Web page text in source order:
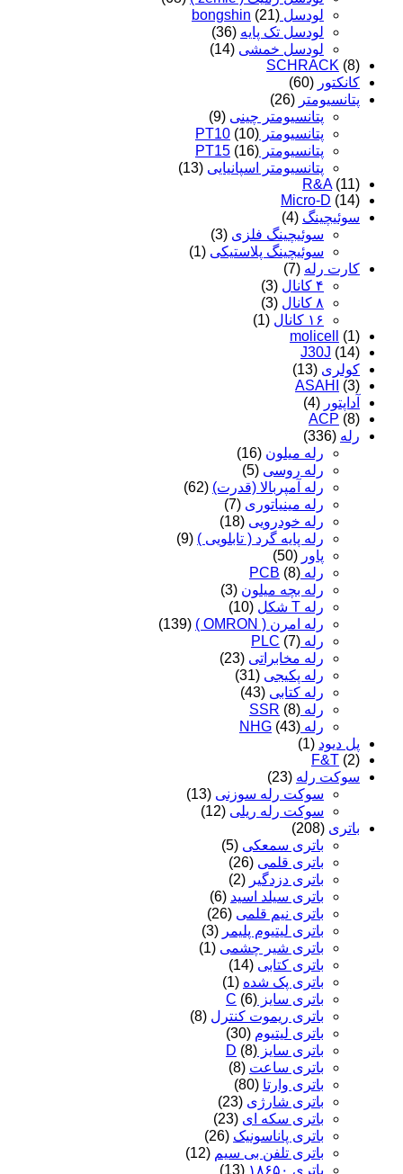
لودسل bongshin (21)
لودسل تک پایه (36)
لودسل خمشی (14)
SCHRACK (8)
کانکتور (60)
پتانسیومتر (26)
پتانسیومتر چینی (9)
پتانسیومتر PT10 (10)
پتانسیومتر PT15 (16)
پتانسیومتر اسپانیایی (13)
R&A (11)
Micro-D (14)
سوئیچینگ (4)
سوئیچینگ فلزی (3)
سوئیچینگ پلاستیکی (1)
کارت رله (7)
۴ کانال
(3)
۸ کانال
(3)
۱۶ کانال
(1)
molicell
(1)
J30J (14)
کولری (13)
ASAHI
(3)
آداپتور (4)
ACP (8)
رله (336)
رله میلون (16)
رله روسی (5)
رله آمپربالا (قدرت) (62)
رله مینیاتوری (7)
رله خودرویی (18)
رله پایه گرد ( تابلویی ) (9)
پاور (50)
رله PCB (8)
رله بچه میلون (3)
رله T شکل
(10)
رله امرن ( OMRON )
(139)
رله PLC (7)
رله مخابراتی (23)
رله پکیجی (31)
رله کتابی (43)
رله SSR (8)
رله NHG (43)
پل دیود (1)
F&T (2)
سوکت رله (23)
سوکت رله سوزنی (13)
سوکت رله ریلی (12)
باتری (208)
باتری سمعکی (5)
باتری قلمی (26)
باتری دزدگیر (2)
باتری سیلد اسید (6)
باتری نیم قلمی (26)
باتری لیتیوم پلیمر (3)
باتری شیر چشمی (1)
باتری کتابی (14)
باتری پک شده (1)
باتری سایز C (6)
باتری ریموت کنترل (8)
باتری لیتیوم (30)
باتری سایز D (8)
باتری ساعت (8)
باتری وارتا (80)
باتری شارژی (23)
باتری سکه ای (23)
باتری پاناسونیک (26)
باتری تلفن بی سیم (12)
باتری ۱۸۶۵۰
(13)